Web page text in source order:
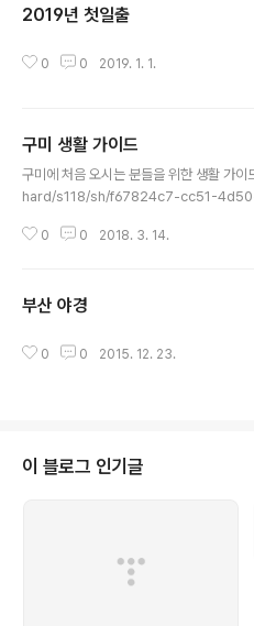
2019년 첫일출
0 0 2019. 1. 1.
구미 생활 가이드
구미에 처음 오시는 분들을 위한 생활
hard/s118/sh/f67824c7-cc51-
0 0 2018. 3. 14.
부산 야경
0 0 2015. 12. 23.
이 블로그 인기글